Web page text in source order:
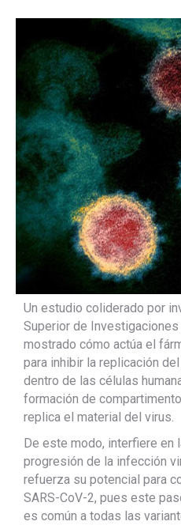
Un estudio coliderado por
Superior de Investigaciones
mostrado cómo actúa el
para inhibir la replicación
dentro de las células
formación de
replica el material del virus.
De este modo, interfiere en
progresión de la infección
refuerza su potencial para
SARS-CoV-2, pues este
es común a todas las